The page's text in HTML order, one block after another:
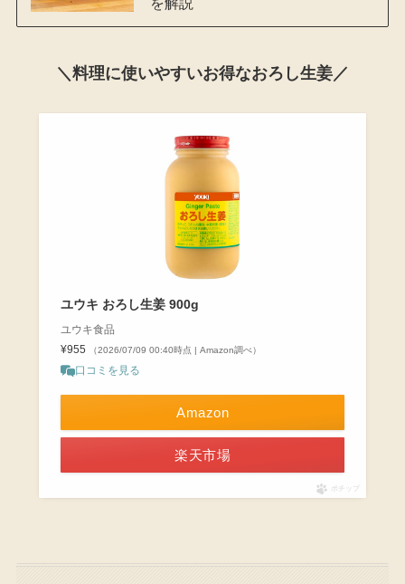
＼料理に使いやすいお得なおろし生姜／
ユウキ おろし生姜 900g
ユウキ食品
¥955
（2026/07/09 00:40時点 | Amazon調べ）
口コミを見る
Amazon
楽天市場
ポチップ